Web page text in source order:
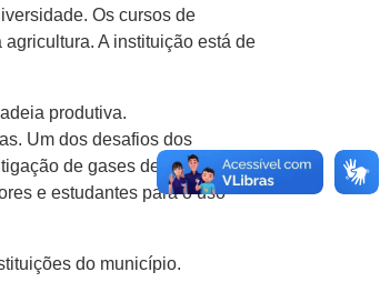
Os cursos de
A instituição está de
produtiva.
Um dos desafios dos
de gases de efeito
e estudantes para o uso
do município.